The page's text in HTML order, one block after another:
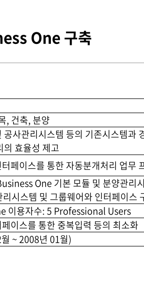
One 구축
, 건축, 분양
공사관리시스템 등의 기존시스템과
의 효율성 제고
페이스를 통한 자동분개처리 업무
One 기본 모듈 및 분양관리
시스템 및 그룹웨어와 인터페이스
이용자수: 5 Professional Users
이스를 통한 중복입력 등의 최소화
~ 2008년 01월)